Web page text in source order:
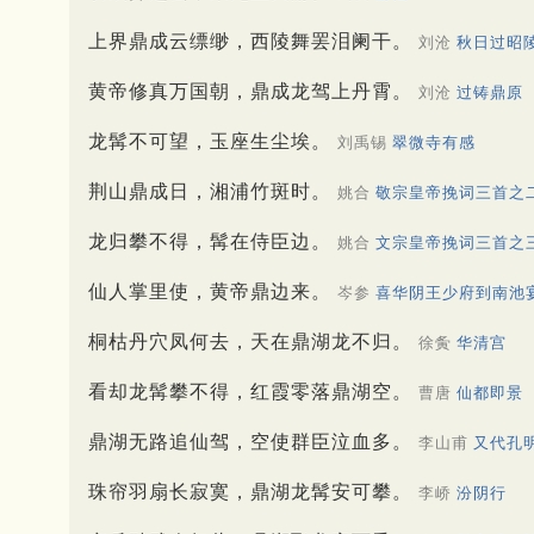
上界鼎成云缥缈，西陵舞罢泪阑干。 刘沧 秋日过昭
黄帝修真万国朝，鼎成龙驾上丹霄。 刘沧 过铸鼎原
龙髯不可望，玉座生尘埃。 刘禹锡 翠微寺有感
荆山鼎成日，湘浦竹斑时。 姚合 敬宗皇帝挽词三首之
龙归攀不得，髯在侍臣边。 姚合 文宗皇帝挽词三首之
仙人掌里使，黄帝鼎边来。 岑参 喜华阴王少府到南池
桐枯丹穴凤何去，天在鼎湖龙不归。 徐夤 华清宫
看却龙髯攀不得，红霞零落鼎湖空。 曹唐 仙都即景
鼎湖无路追仙驾，空使群臣泣血多。 李山甫 又代孔
珠帘羽扇长寂寞，鼎湖龙髯安可攀。 李峤 汾阴行